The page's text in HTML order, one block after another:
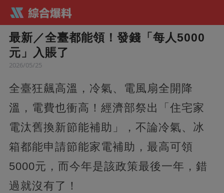
最新／全臺都能領！發錢「每人5000
元」入賬了
2026/05/25
全臺狂飆高溫，冷氣、電風扇全開降
溫，電費也衝高！經濟部祭出「住宅家
電汰舊換新節能補助」，不論冷氣、冰
箱都能申請節能家電補助，最高可領
5000元，而今年是該政策最後一年，錯
過就沒有了！